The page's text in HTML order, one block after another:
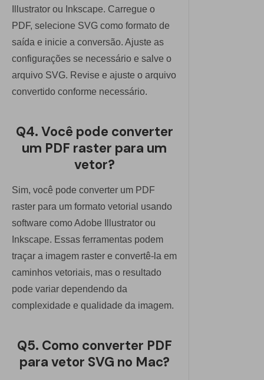
Illustrator ou Inkscape. Carregue o
PDF, selecione SVG como formato de
saída e inicie a conversão. Ajuste as
configurações se necessário e salve o
arquivo SVG. Revise e ajuste o arquivo
convertido conforme necessário.
Q4. Você pode converter
um PDF raster para um
vetor?
Sim, você pode converter um PDF
raster para um formato vetorial usando
software como Adobe Illustrator ou
Inkscape. Essas ferramentas podem
traçar a imagem raster e convertê-la em
caminhos vetoriais, mas o resultado
pode variar dependendo da
complexidade e qualidade da imagem.
Q5. Como converter PDF
para vetor SVG no Mac?